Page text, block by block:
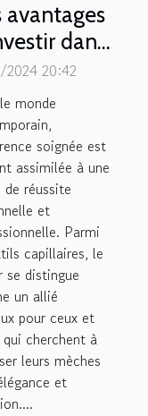
avantages
dans
de
pour
coiffure
parfaite
2024 20:42
monde
soignée est
assimilée à une
réussite
et
Parmi
capillaires, le
se distingue
un allié
pour ceux et
cherchent à
leurs mèches
et